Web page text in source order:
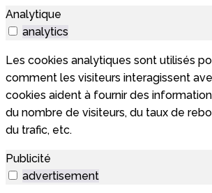
Analytique
analytics
Les cookies analytiques sont utilisés
comment les visiteurs interagissent
cookies aident à fournir des
du nombre de visiteurs, du taux de
du trafic, etc.
Publicité
advertisement